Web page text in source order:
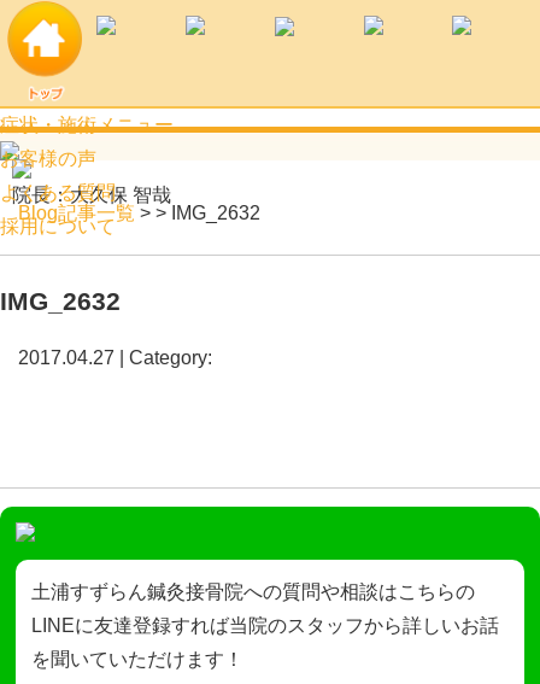
IMG_2632 | 土浦市口コミ上位の土浦すずらん鍼灸接骨院
症状・施術メニュー
お客様の声
よくある質問
採用について
院長：大久保 智哉
Blog記事一覧 > > IMG_2632
IMG_2632
2017.04.27 | Category:
土浦すずらん鍼灸接骨院への質問や相談はこちらの
LINEに友達登録すれば当院のスタッフから詳しいお話
を聞いていただけます！